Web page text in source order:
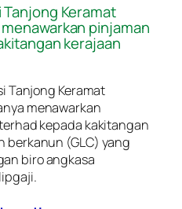
Keramat
pinjaman
kerajaan
Tanjong Keramat
menawarkan
kepada kakitangan
berkanun (GLC) yang
biro angkasa